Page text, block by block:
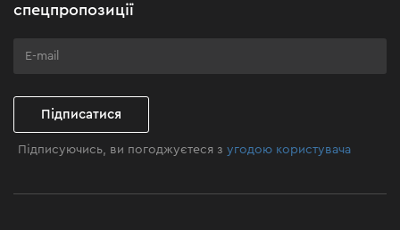
Клуб майстерності
спецпропозиції
Підписатися
Підписуючись, ви погоджуєтеся зугодою користувача